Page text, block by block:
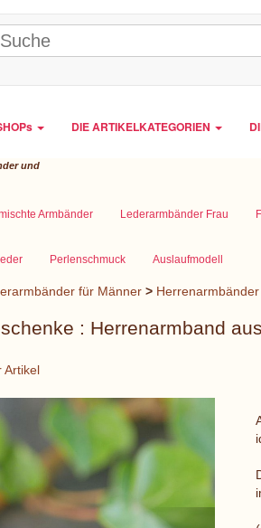
DIE ARTIKELKATEGORIEN
und
Armbänder Lederarmbänder Frau
Perlenschmuck Auslaufmodell
für Männer >
: Herrenarmband
Artikel